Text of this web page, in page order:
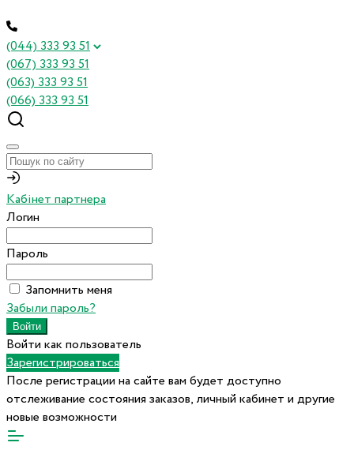
(044) 333 93 51
(067) 333 93 51
(063) 333 93 51
(066) 333 93 51
Кабінет партнера
Логин
Пароль
Запомнить меня
Забыли пароль?
Войти как пользователь
Зарегистрироваться
После регистрации на сайте вам будет доступно
отслеживание состояния заказов, личный кабинет и другие
новые возможности